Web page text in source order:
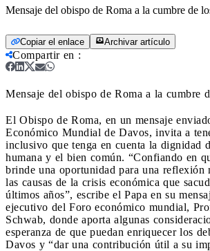
Mensaje del obispo de Roma a la cumbre de
Copiar el enlace Archivar artículo
Compartir en :
Mensaje del obispo de Roma a la cumbre
El Obispo de Roma, en un mensaje
Económico Mundial de Davos, invita a
inclusivo que tenga en cuenta la dignidad
humana y el bien común. “Confiando en
brinde una oportunidad para una reflexión
las causas de la crisis económica que
últimos años”, escribe el Papa en su
ejecutivo del Foro económico mundial,
Schwab, donde aporta algunas
esperanza de que puedan enriquecer los
Davos y “dar una contribución útil a su